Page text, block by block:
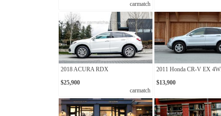
carmatch
2018 ACURA RDX
$25,900
carmatch
2011 Honda CR-V EX
$13,900